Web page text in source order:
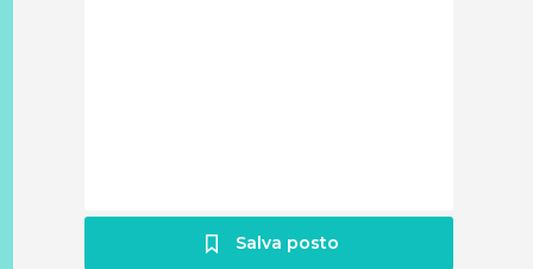
Salva posto